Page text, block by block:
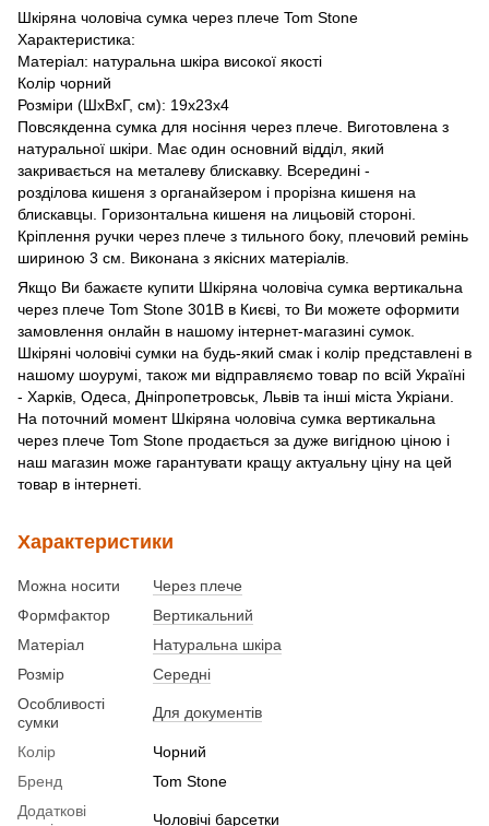
Шкіряна чоловіча сумка через плече Tom Stone
Характеристика:
Матеріал: натуральна шкіра високої якості
Колір чорний
Розміри (ШхВхГ, см): 19x23x4
Повсякденна сумка для носіння через плече. Виготовлена ​​з
натуральної шкіри. Має один основний відділ, який
закривається на металеву блискавку. Всередині -
розділова кишеня з органайзером і прорізна кишеня на
блискавцы. Горизонтальна кишеня на лицьовій стороні.
Кріплення ручки через плече з тильного боку, плечовий ремінь
шириною 3 см. Виконана з якісних матеріалів.
Якщо Ви бажаєте купити Шкіряна чоловіча сумка вертикальна
через плече Tom Stone 301B в Києві, то Ви можете оформити
замовлення онлайн в нашому інтернет-магазині сумок.
Шкіряні чоловічі сумки на будь-який смак і колір представлені в
нашому шоурумі, також ми відправляємо товар по всій Україні
- Харків, Одеса, Дніпропетровськ, Львів та інші міста Укріани.
На поточний момент Шкіряна чоловіча сумка вертикальна
через плече Tom Stone продається за дуже вигідною ціною і
наш магазин може гарантувати кращу актуальну ціну на цей
товар в інтернеті.
Характеристики
Можна носити
Через плече
Формфактор
Вертикальний
Матеріал
Натуральна шкіра
Розмір
Середні
Особливості
сумки
Для документів
Колір
Чорний
Бренд
Tom Stone
Додаткові
Чоловічі барсетки